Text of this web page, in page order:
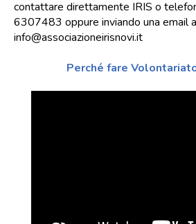
contattare direttamente IRIS o
6307483 oppure inviando una email a
info@associazioneirisnovi.it
Perché fare